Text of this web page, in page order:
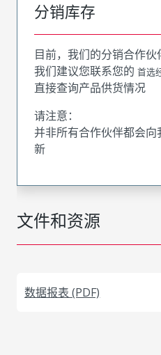
文件和资源
数据报表 (PDF)
分销库存
目前，我们的分销合作伙
我们建议您联系您的 首选
直接查询产品供货情况
请注意：
并非所有合作伙伴都会
新